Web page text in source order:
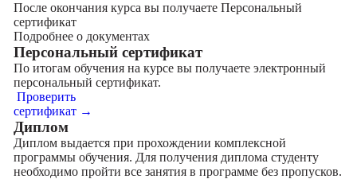
После окончания курса вы получаете Персональный
сертификат
Подробнее о документах
Персональный сертификат
По итогам обучения на курсе вы получаете электронный
персональный сертификат.
Проверить
сертификат →
Диплом
Диплом выдается при прохождении комплексной
программы обучения. Для получения диплома студенту
необходимо пройти все занятия в программе без пропусков.